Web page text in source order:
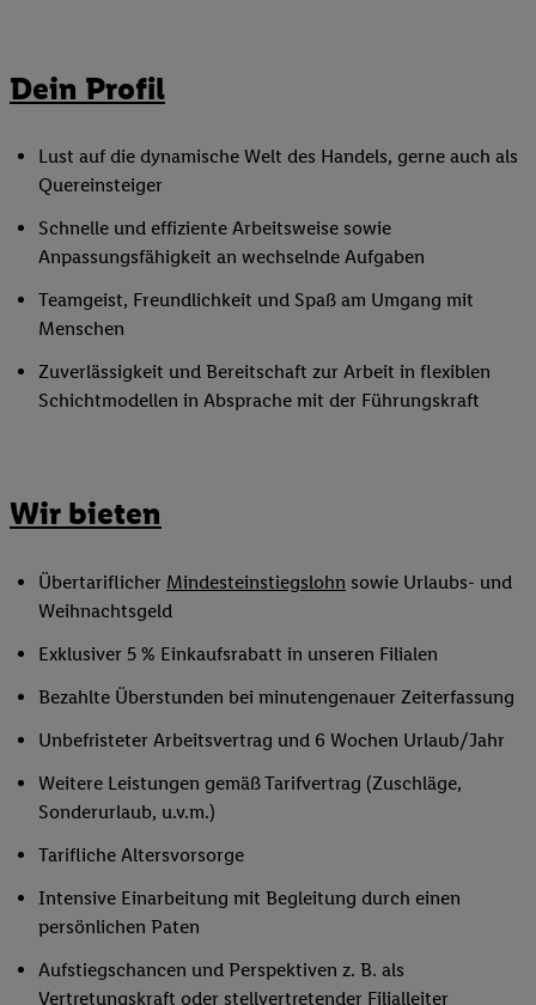
Dein Profil
Lust auf die dynamische Welt des Handels, gerne auch als
Quereinsteiger
Schnelle und effiziente Arbeitsweise sowie
Anpassungsfähigkeit an wechselnde Aufgaben
Teamgeist, Freundlichkeit und Spaß am Umgang mit
Menschen
Zuverlässigkeit und Bereitschaft zur Arbeit in flexiblen
Schichtmodellen in Absprache mit der Führungskraft
Wir bieten
Übertariflicher Mindesteinstiegslohn sowie Urlaubs- und
Weihnachtsgeld
Exklusiver 5 % Einkaufsrabatt in unseren Filialen
Bezahlte Überstunden bei minutengenauer Zeiterfassung
Unbefristeter Arbeitsvertrag und 6 Wochen Urlaub/Jahr
Weitere Leistungen gemäß Tarifvertrag (Zuschläge,
Sonderurlaub, u.v.m.)
Tarifliche Altersvorsorge
Intensive Einarbeitung mit Begleitung durch einen
persönlichen Paten
Aufstiegschancen und Perspektiven z. B. als
Vertretungskraft oder stellvertretender Filialleiter